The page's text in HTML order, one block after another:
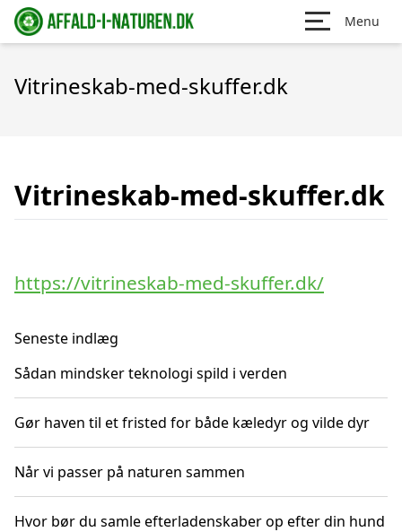
Menu
Vitrineskab-med-skuffer.dk
Vitrineskab-med-skuffer.dk
https://vitrineskab-med-skuffer.dk/
Seneste indlæg
Sådan mindsker teknologi spild i verden
Gør haven til et fristed for både kæledyr og vilde dyr
Når vi passer på naturen sammen
Hvor bør du samle efterladenskaber op efter din hund